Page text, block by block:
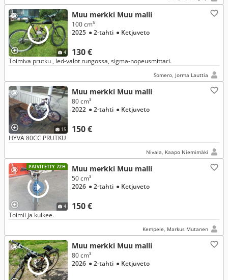
4
Muu merkki Muu malli
130 €
100 cm³
2025 ● 2-tahti ● Ketjuveto
Toimiva prutku , led-valot rungossa, sigma-nopeusmittari.
Somero, Jorma Lauttia
15
Muu merkki Muu malli
150 €
80 cm³
2022 ● 2-tahti ● Ketjuveto
HYVÄ 80CC PRUTKU
Nivala, Kaapo Niemimäki
PÄIVITETTY 72H
4
Muu merkki Muu malli
150 €
50 cm³
2026 ● 2-tahti ● Ketjuveto
Toimii ja kulkee.
Kempele, Markus Mutanen
Muu merkki Muu malli
80 cm³
2026 ● 2-tahti ● Ketjuveto